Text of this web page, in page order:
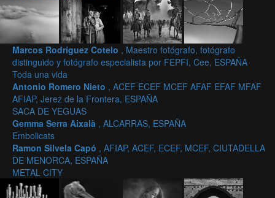
Marcos Rodríguez Cotelo , Maestro fotógrafo, fotógrafo
distinguido y fotógrafo especialista por FEPFI, Cee, ESPAÑA
Toda una vida
Antonio Romero Nieto , ACEF ECEF MCEF AFAF EFAF MFAF
AFIAP, Jerez de la Frontera, ESPAÑA
SACA DE YEGUAS
Gemma Serra Aixalà , ALCARRAS, ESPAÑA
Embolicats
Ramon Silvela Capó , AFIAP, ACEF, ECEF, MCEF, CIUTADELLA
DE MENORCA, ESPAÑA
METAL CITY